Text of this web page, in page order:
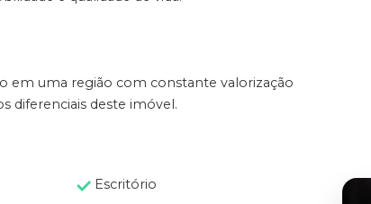
em uma região com constante valorização
diferenciais deste imóvel.
Escritório